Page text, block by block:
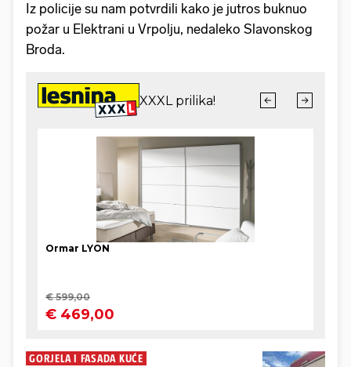
Iz policije su nam potvrdili kako je jutros buknuo
požar u Elektrani u Vrpolju, nedaleko Slavonskog
Broda.
GORJELA I FASADA KUĆE